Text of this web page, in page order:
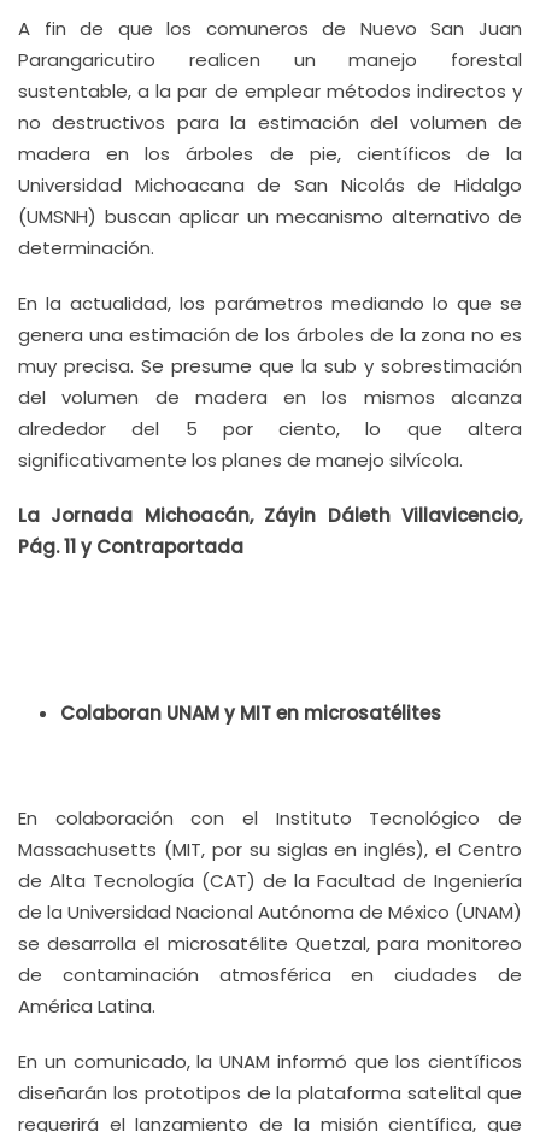
A fin de que los comuneros de Nuevo San Juan
Parangaricutiro realicen un manejo forestal
sustentable, a la par de emplear métodos indirectos y
no destructivos para la estimación del volumen de
madera en los árboles de pie, científicos de la
Universidad Michoacana de San Nicolás de Hidalgo
(UMSNH) buscan aplicar un mecanismo alternativo de
determinación.
En la actualidad, los parámetros mediando lo que se
genera una estimación de los árboles de la zona no es
muy precisa. Se presume que la sub y sobrestimación
del volumen de madera en los mismos alcanza
alrededor del 5 por ciento, lo que altera
significativamente los planes de manejo silvícola.
La Jornada Michoacán, Záyin Dáleth Villavicencio,
Pág. 11 y Contraportada
Colaboran UNAM y MIT en microsatélites
En colaboración con el Instituto Tecnológico de
Massachusetts (MIT, por su siglas en inglés), el Centro
de Alta Tecnología (CAT) de la Facultad de Ingeniería
de la Universidad Nacional Autónoma de México (UNAM)
se desarrolla el microsatélite Quetzal, para monitoreo
de contaminación atmosférica en ciudades de
América Latina.
En un comunicado, la UNAM informó que los científicos
diseñarán los prototipos de la plataforma satelital que
requerirá el lanzamiento de la misión científica, que